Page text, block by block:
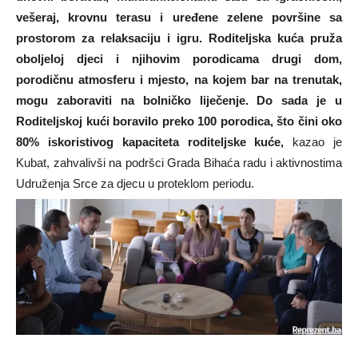
vešeraj, krovnu terasu i uređene zelene površine sa
prostorom za relaksaciju i igru. Roditeljska kuća pruža
oboljeloj djeci i njihovim porodicama drugi dom,
porodičnu atmosferu i mjesto, na kojem bar na trenutak,
mogu zaboraviti na bolničko liječenje. Do sada je u
Roditeljskoj kući boravilo preko 100 porodica, što čini oko
80% iskoristivog kapaciteta roditeljske kuće, kazao je
Kubat, zahvalivši na podršci Grada Bihaća radu i aktivnostima
Udruženja Srce za djecu u proteklom periodu.